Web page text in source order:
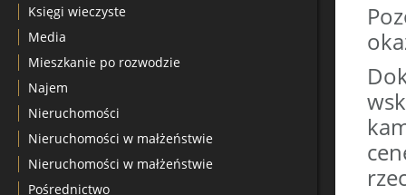
Księgi wieczyste
Media
Mieszkanie po rozwodzie
Najem
Nieruchomości
Nieruchomości w małżeństwie
Nieruchomości w małżeństwie
Pośrednictwo